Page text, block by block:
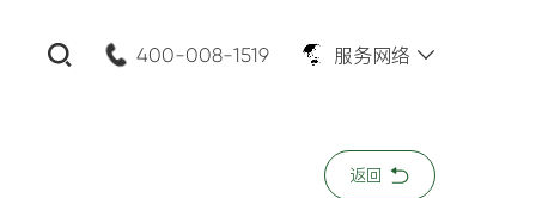
400-008-1519 服务网络
返回
关闭